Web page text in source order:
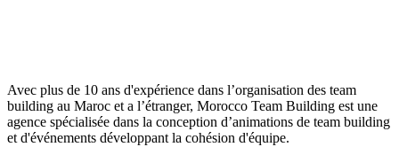
Avec plus de 10 ans d'expérience dans l’organisation des team
building au Maroc et a l’étranger, Morocco Team Building est une
agence spécialisée dans la conception d’animations de team building
et d'événements développant la cohésion d'équipe.